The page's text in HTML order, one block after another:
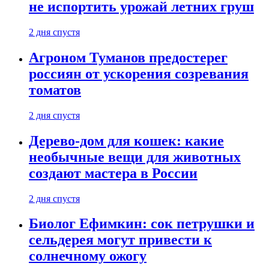
не испортить урожай летних груш
2 дня спустя
Агроном Туманов предостерег
россиян от ускорения созревания
томатов
2 дня спустя
Дерево-дом для кошек: какие
необычные вещи для животных
создают мастера в России
2 дня спустя
Биолог Ефимкин: сок петрушки и
сельдерея могут привести к
солнечному ожогу